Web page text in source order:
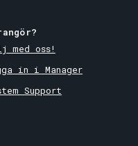
med oss!
in i Manager
Support